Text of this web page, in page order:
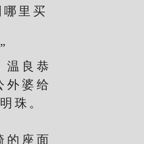
里买
良恭
外婆给
珠。
座面